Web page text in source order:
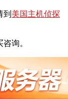
到 美国主机侦探
询。